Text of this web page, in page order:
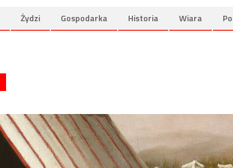
Żydzi Gospodarka Historia Wiara